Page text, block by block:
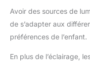
Avoir des sources de
de s’adapter aux
préférences de l’enfant.
En plus de l’éclairage,